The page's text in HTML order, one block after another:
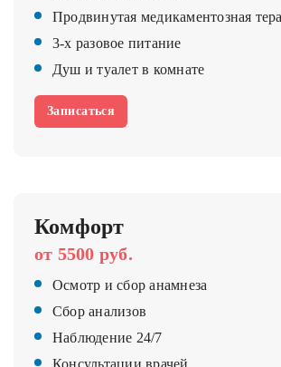
Продвинутая медикаментозная
3-х разовое питание
Душ и туалет в комнате
Записаться
Комфорт
от 5500 руб.
Осмотр и сбор анамнеза
Сбор анализов
Наблюдение 24/7